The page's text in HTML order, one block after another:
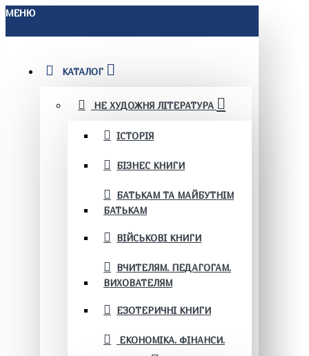
МЕНЮ
КАТАЛОГ
НЕ ХУДОЖНЯ ЛІТЕРАТУРА
ІСТОРІЯ
БІЗНЕС КНИГИ
БАТЬКАМ ТА МАЙБУТНІМ
БАТЬКАМ
ВІЙСЬКОВІ КНИГИ
ВЧИТЕЛЯМ. ПЕДАГОГАМ.
ВИХОВАТЕЛЯМ
ЕЗОТЕРИЧНІ КНИГИ
ЕКОНОМІКА. ФІНАНСИ.